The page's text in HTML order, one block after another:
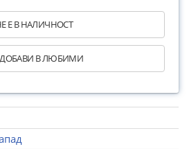
Е В НАЛИЧНОСТ
ДОБАВИ В ЛЮБИМИ